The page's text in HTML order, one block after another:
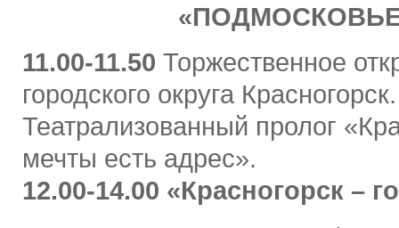
11.00-11.50 Торжественное
городского округа Красногорск.
Театрализованный пролог
мечты есть адрес».
12.00-14.00 «Красногорск –